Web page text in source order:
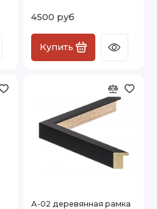
4500 руб
Купить
А-02 деревянная рамка